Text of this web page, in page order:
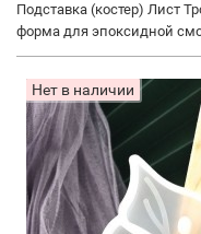
Подставка (костер) Лист
форма для эпоксидной
Нет в наличии